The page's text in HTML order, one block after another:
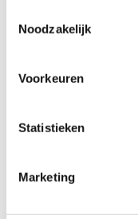
Noodzakelijk
Voorkeuren
Statistieken
Marketing